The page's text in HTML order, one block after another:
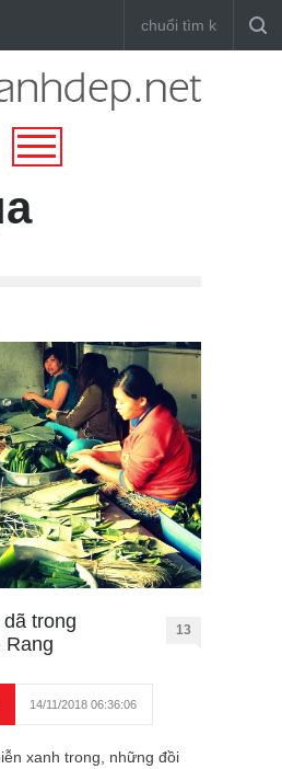
trong
Rang
13
14/11/2018 06:36:06
xanh trong, những đồi